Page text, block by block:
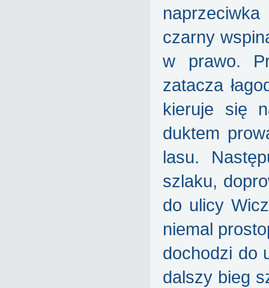
czarny
w prawo.
zatacza
kieruje się
duktem
lasu.
szlaku,
do ulicy
niemal
dochodzi do
dalszy bieg